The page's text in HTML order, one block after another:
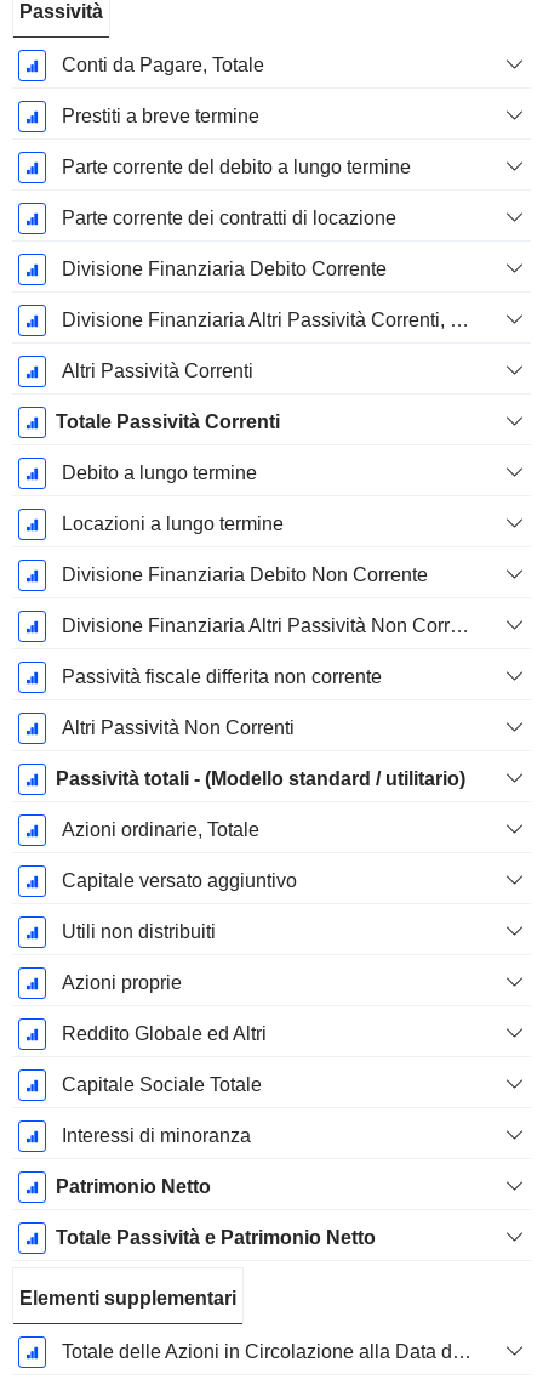
Passività
Conti da Pagare, Totale
Prestiti a breve termine
Parte corrente del debito a lungo termine
Parte corrente dei contratti di locazione
Divisione Finanziaria Debito Corrente
Divisione Finanziaria Altri Passività Correnti, Totale
Altri Passività Correnti
Totale Passività Correnti
Debito a lungo termine
Locazioni a lungo termine
Divisione Finanziaria Debito Non Corrente
Divisione Finanziaria Altri Passività Non Correnti, Totale
Passività fiscale differita non corrente
Altri Passività Non Correnti
Passività totali - (Modello standard / utilitario)
Azioni ordinarie, Totale
Capitale versato aggiuntivo
Utili non distribuiti
Azioni proprie
Reddito Globale ed Altri
Capitale Sociale Totale
Interessi di minoranza
Patrimonio Netto
Totale Passività e Patrimonio Netto
Elementi supplementari
Totale delle Azioni in Circolazione alla Data di Deposito